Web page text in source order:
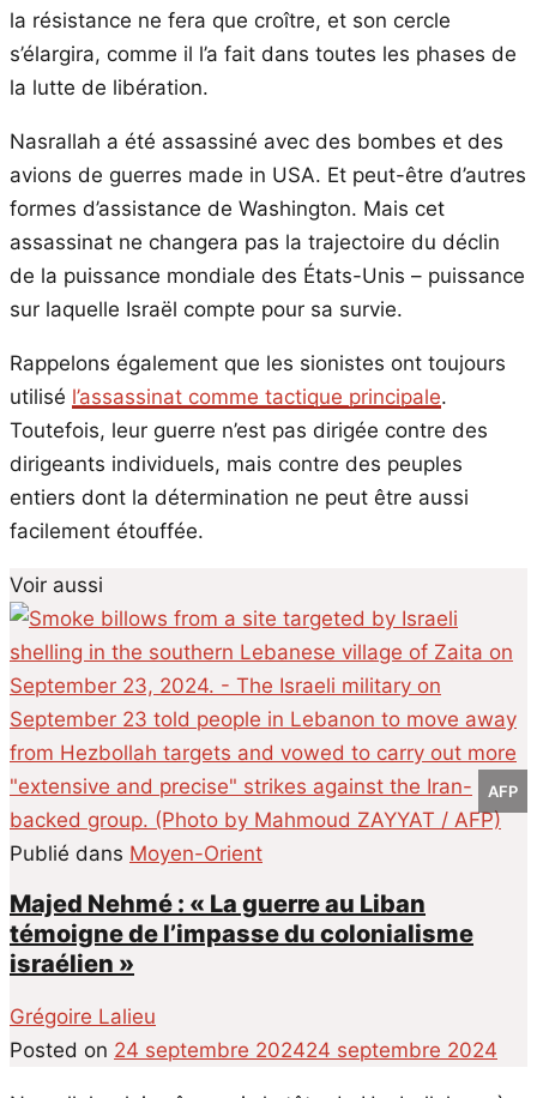
la résistance ne fera que croître, et son cercle
s’élargira, comme il l’a fait dans toutes les phases de
la lutte de libération.
Nasrallah a été assassiné avec des bombes et des
avions de guerres made in USA. Et peut-être d’autres
formes d’assistance de Washington. Mais cet
assassinat ne changera pas la trajectoire du déclin
de la puissance mondiale des États-Unis – puissance
sur laquelle Israël compte pour sa survie.
Rappelons également que les sionistes ont toujours
utilisé l’assassinat comme tactique principale.
Toutefois, leur guerre n’est pas dirigée contre des
dirigeants individuels, mais contre des peuples
entiers dont la détermination ne peut être aussi
facilement étouffée.
AFP
Publié dans Moyen-Orient
Majed Nehmé : « La guerre au Liban
témoigne de l’impasse du colonialisme
israélien »
Grégoire Lalieu
Posted on 24 septembre 202424 septembre 2024